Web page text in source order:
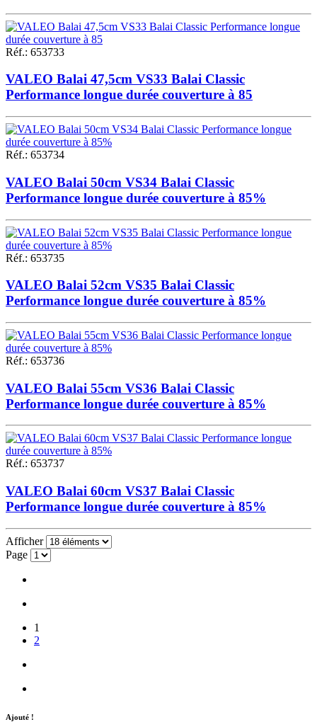
Réf.: 653733
VALEO Balai 47,5cm VS33 Balai Classic
Performance longue durée couverture à 85
Réf.: 653734
VALEO Balai 50cm VS34 Balai Classic
Performance longue durée couverture à 85%
Réf.: 653735
VALEO Balai 52cm VS35 Balai Classic
Performance longue durée couverture à 85%
Réf.: 653736
VALEO Balai 55cm VS36 Balai Classic
Performance longue durée couverture à 85%
Réf.: 653737
VALEO Balai 60cm VS37 Balai Classic
Performance longue durée couverture à 85%
Afficher
Page
1
2
Ajouté !